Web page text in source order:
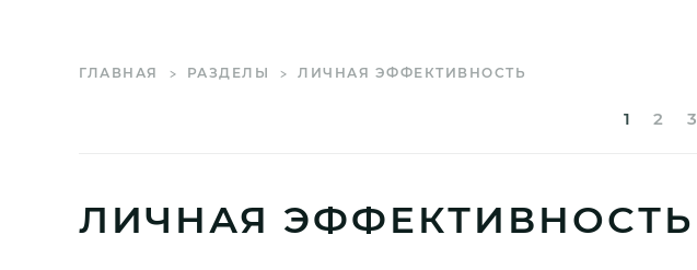
ГЛАВНАЯ РАЗДЕЛЫ ЛИЧНАЯ ЭФФЕКТИВНОСТЬ
1 2 3
ЛИЧНАЯ ЭФФЕКТИВНОСТЬ